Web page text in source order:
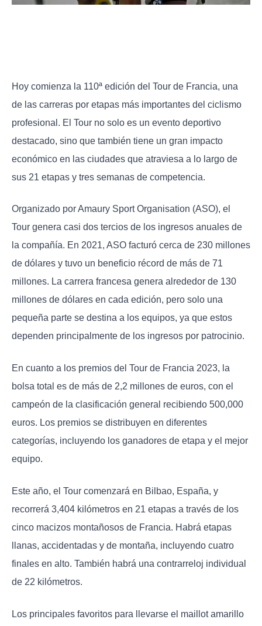
Hoy comienza la 110ª edición del Tour de Francia, una
de las carreras por etapas más importantes del ciclismo
profesional. El Tour no solo es un evento deportivo
destacado, sino que también tiene un gran impacto
económico en las ciudades que atraviesa a lo largo de
sus 21 etapas y tres semanas de competencia.
Organizado por Amaury Sport Organisation (ASO), el
Tour genera casi dos tercios de los ingresos anuales de
la compañía. En 2021, ASO facturó cerca de 230 millones
de dólares y tuvo un beneficio récord de más de 71
millones. La carrera francesa genera alrededor de 130
millones de dólares en cada edición, pero solo una
pequeña parte se destina a los equipos, ya que estos
dependen principalmente de los ingresos por patrocinio.
En cuanto a los premios del Tour de Francia 2023, la
bolsa total es de más de 2,2 millones de euros, con el
campeón de la clasificación general recibiendo 500,000
euros. Los premios se distribuyen en diferentes
categorías, incluyendo los ganadores de etapa y el mejor
equipo.
Este año, el Tour comenzará en Bilbao, España, y
recorrerá 3,404 kilómetros en 21 etapas a través de los
cinco macizos montañosos de Francia. Habrá etapas
llanas, accidentadas y de montaña, incluyendo cuatro
finales en alto. También habrá una contrarreloj individual
de 22 kilómetros.
Los principales favoritos para llevarse el maillot amarillo